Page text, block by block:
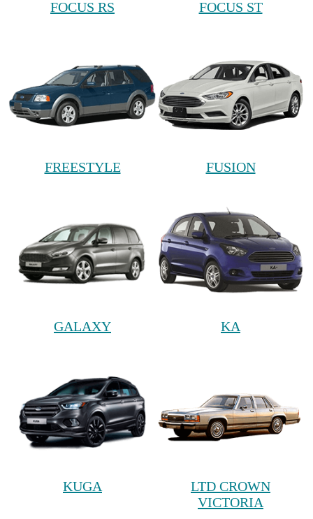
FOCUS RS FOCUS ST
FREESTYLE FUSION
GALAXY KA
KUGA
LTD CROWN
VICTORIA